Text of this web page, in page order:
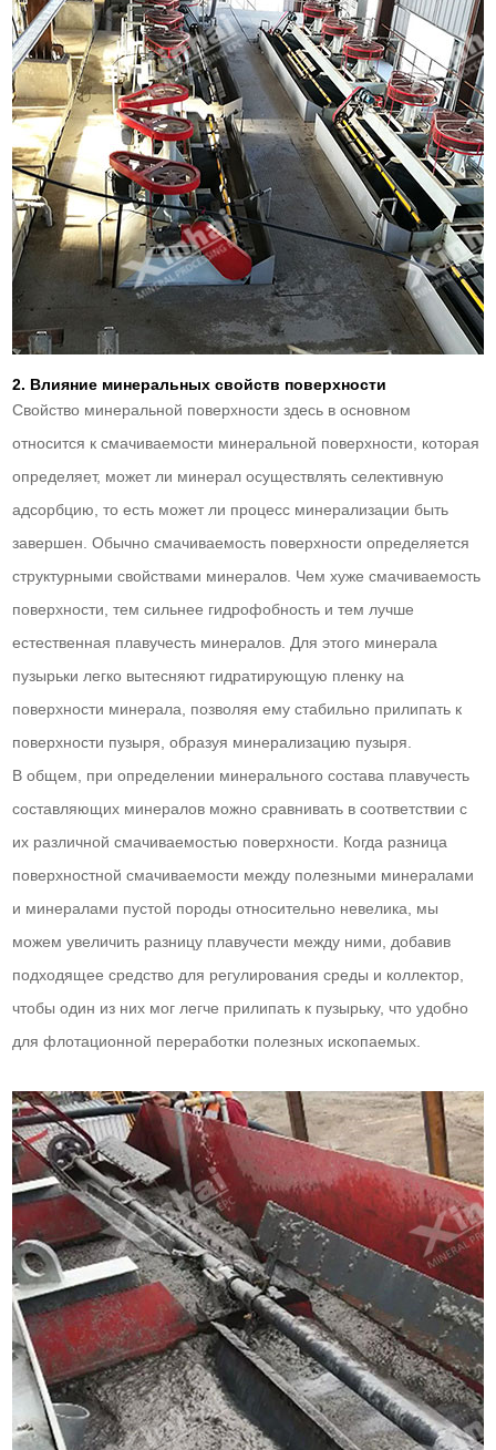
2. Влияние минеральных свойств поверхности
Свойство минеральной поверхности здесь в основном
относится к смачиваемости минеральной поверхности, которая
определяет, может ли минерал осуществлять селективную
адсорбцию, то есть может ли процесс минерализации быть
завершен. Обычно смачиваемость поверхности определяется
структурными свойствами минералов. Чем хуже смачиваемость
поверхности, тем сильнее гидрофобность и тем лучше
естественная плавучесть минералов. Для этого минерала
пузырьки легко вытесняют гидратирующую пленку на
поверхности минерала, позволяя ему стабильно прилипать к
поверхности пузыря, образуя минерализацию пузыря.
В общем, при определении минерального состава плавучесть
составляющих минералов можно сравнивать в соответствии с
их различной смачиваемостью поверхности. Когда разница
поверхностной смачиваемости между полезными минералами
и минералами пустой породы относительно невелика, мы
можем увеличить разницу плавучести между ними, добавив
подходящее средство для регулирования среды и коллектор,
чтобы один из них мог легче прилипать к пузырьку, что удобно
для флотационной переработки полезных ископаемых.